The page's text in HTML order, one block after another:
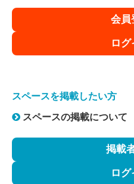
【利用制限】
以下の項目のいずれかに該
約後にご利用をお断りし、
っても利用を中止して頂き
以下の項目に該当すると判
い。なお、当社において、
って利用者に生じた損害等
・公序良俗に反すると認め
れらと関係していると認め
・催事内容が公序良俗に反
他利用者へ迷惑を及ぼすお
・予約者が使用の権利を譲
会員
ロ
スペースを掲載したい方
スペースの掲載について
掲載
ロ